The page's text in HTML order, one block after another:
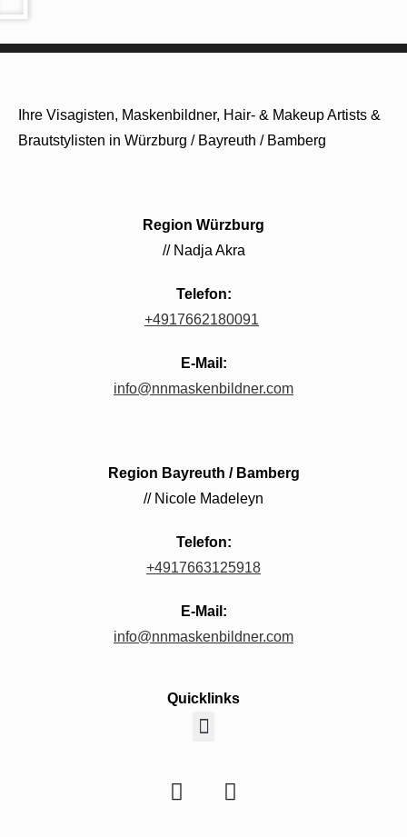
Ihre Visagisten, Maskenbildner, Hair- & Makeup Artists &
Brautstylisten in Würzburg / Bayreuth / Bamberg
Region Würzburg
// Nadja Akra
Telefon:
+4917662180091
E-Mail:
info@nnmaskenbildner.com
Region Bayreuth / Bamberg
// Nicole Madeleyn
Telefon:
+4917663125918
E-Mail:
info@nnmaskenbildner.com
Quicklinks